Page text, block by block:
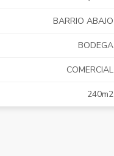
BARRIO ABAJO
BODEGA
COMERCIAL
240m2